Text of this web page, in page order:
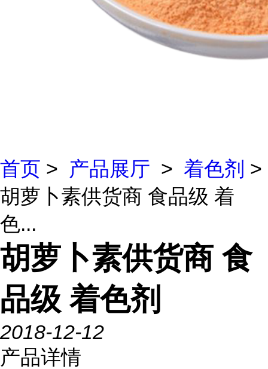
首页 > 产品展厅 > 着色剂 >
胡萝卜素供货商 食品级 着
色...
胡萝卜素供货商 食
品级 着色剂
2018-12-12
产品详情